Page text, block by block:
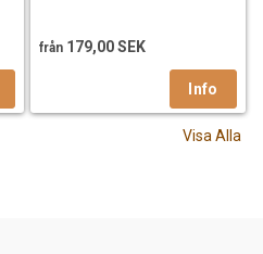
från 179,00 SEK
Visa Alla